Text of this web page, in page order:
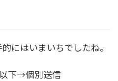
にはいまいちでしたね。
下→個別送信